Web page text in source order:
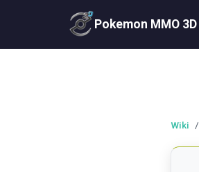
Pokemon MMO 3D
Wiki /